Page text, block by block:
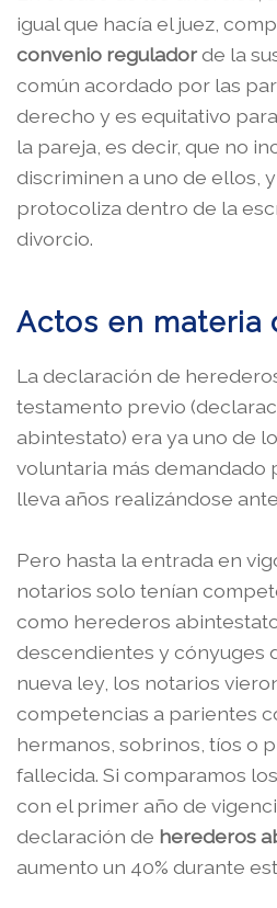
igual que hacía el juez,
convenio reguladorde la
común acordado por las
derecho y es equitativo
la pareja, es decir, que no
discriminen a uno de ellos,
protocoliza dentro de la
divorcio.
Actos en materia
La declaración de
testamento previo
abintestato) era ya uno de
voluntaria más demandado
lleva años realizándose
Pero hasta la entrada en
notarios solo tenían
como herederos
descendientes y cónyuges
nueva ley, los notarios
competencias a parientes
hermanos, sobrinos, tíos o
fallecida. Si comparamos
con el primer año de
declaración de herederos
aumento un 40% durante